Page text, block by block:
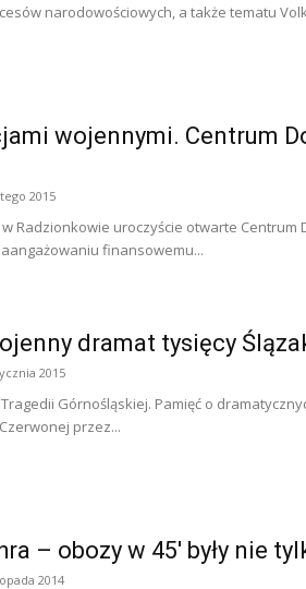
narodowościowych, a także tematu
wojennymi. Centrum
2015
Radzionkowie uroczyście otwarte
finansowemu...
dramat tysięcy
2015
Górnośląskiej. Pamięć o
przez...
– obozy w 45′ były nie
2014